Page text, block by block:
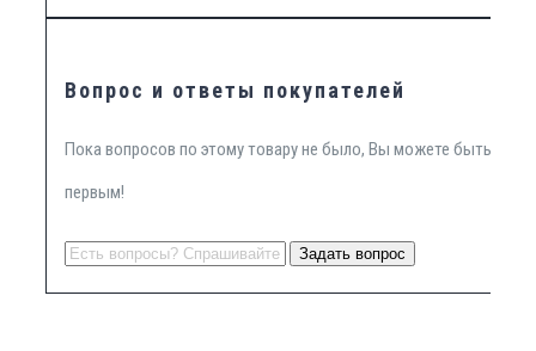
Вопрос и ответы покупателей
Пока вопросов по этому товару не было, Вы можете быть
первым!